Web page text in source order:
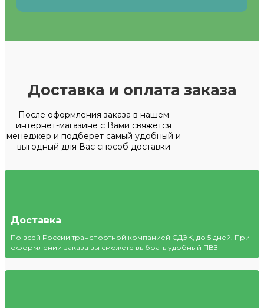
Доставка и оплата заказа
После оформления заказа в нашем
интернет-магазине с Вами свяжется
менеджер и подберет самый удобный и
выгодный для Вас способ доставки
Доставка
По всей России транспортной компанией СДЭК, до 5 дней. При
оформлении заказа вы сможете выбрать удобный ПВЗ